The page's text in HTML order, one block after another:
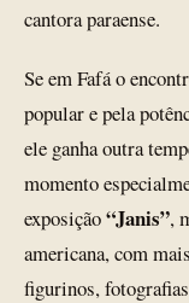
cantora paraense.
Se em Fafá o
popular e pela
ele ganha outra
momento
exposição“Janis”,
americana, com
figurinos,